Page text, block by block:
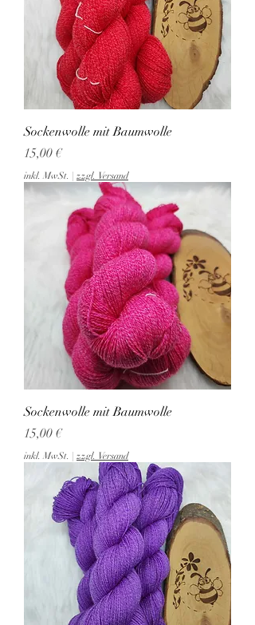
Sockenwolle mit Baumwolle
Preis
15,00 €
inkl. MwSt. | zzgl. Versand
Sockenwolle mit Baumwolle
Preis
15,00 €
inkl. MwSt. | zzgl. Versand